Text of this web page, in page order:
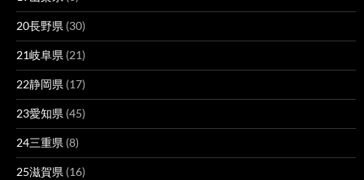
20長野県 (30)
21岐阜県 (21)
22静岡県 (17)
23愛知県 (45)
24三重県 (8)
25滋賀県 (16)